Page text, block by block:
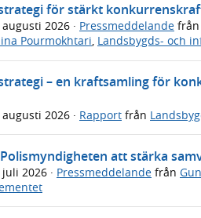
för stärkt
augusti 2026 · Pressmeddelande från
Pourmokhtari, Landsbygds- och
– en kraftsamling för
augusti 2026 · Rapport från
att stärka
juli 2026 · Pressmeddelande från